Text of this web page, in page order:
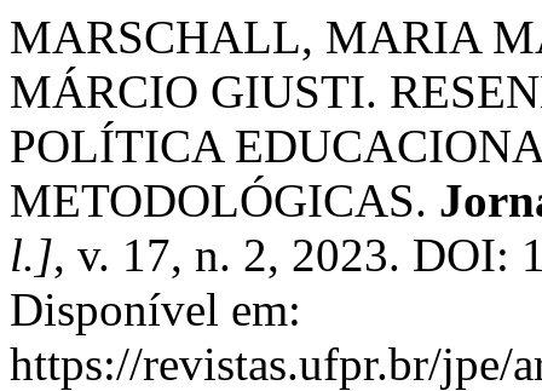
MARSCHALL, MARIA
MÁRCIO GIUSTI.
POLÍTICA
METODOLÓGICAS.
l.], v. 17, n. 2, 2023. DOI:
Disponível em:
https://revistas.ufpr.br/jpe/